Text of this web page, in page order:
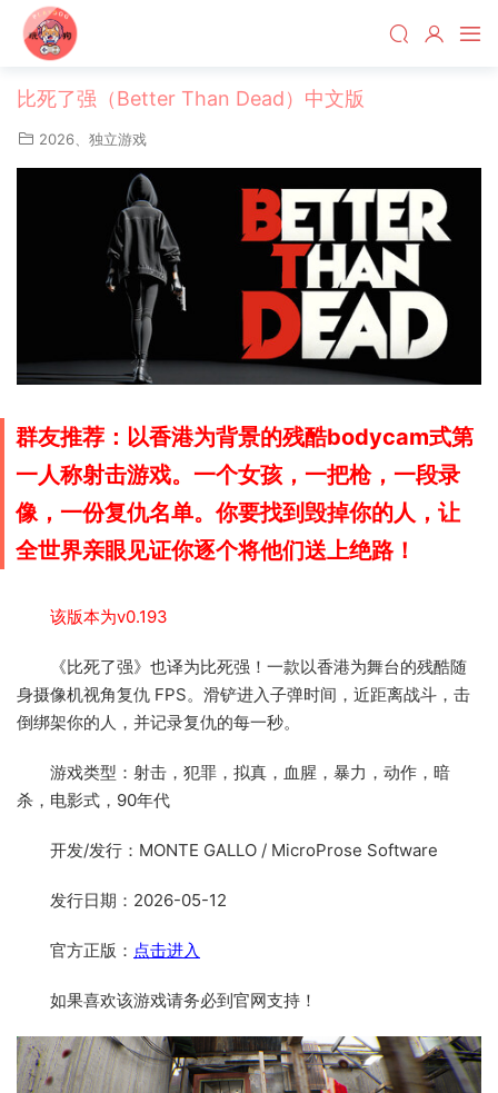
比死了强（Better Than Dead）中文版
2026 独立游戏
群友推荐：以香港为背景的残酷bodycam式第
一人称射击游戏。一个女孩，一把枪，一段录
像，一份复仇名单。你要找到毁掉你的人，让
全世界亲眼见证你逐个将他们送上绝路！
该版本为v0.193
《比死了强》也译为比死强！一款以香港为舞台的残酷随
身摄像机视角复仇 FPS。滑铲进入子弹时间，近距离战斗，击
倒绑架你的人，并记录复仇的每一秒。
游戏类型：射击，犯罪，拟真，血腥，暴力，动作，暗
杀，电影式，90年代
开发/发行：MONTE GALLO / MicroProse Software
发行日期：2026-05-12
官方正版： 点击进入
如果喜欢该游戏请务必到官网支持！